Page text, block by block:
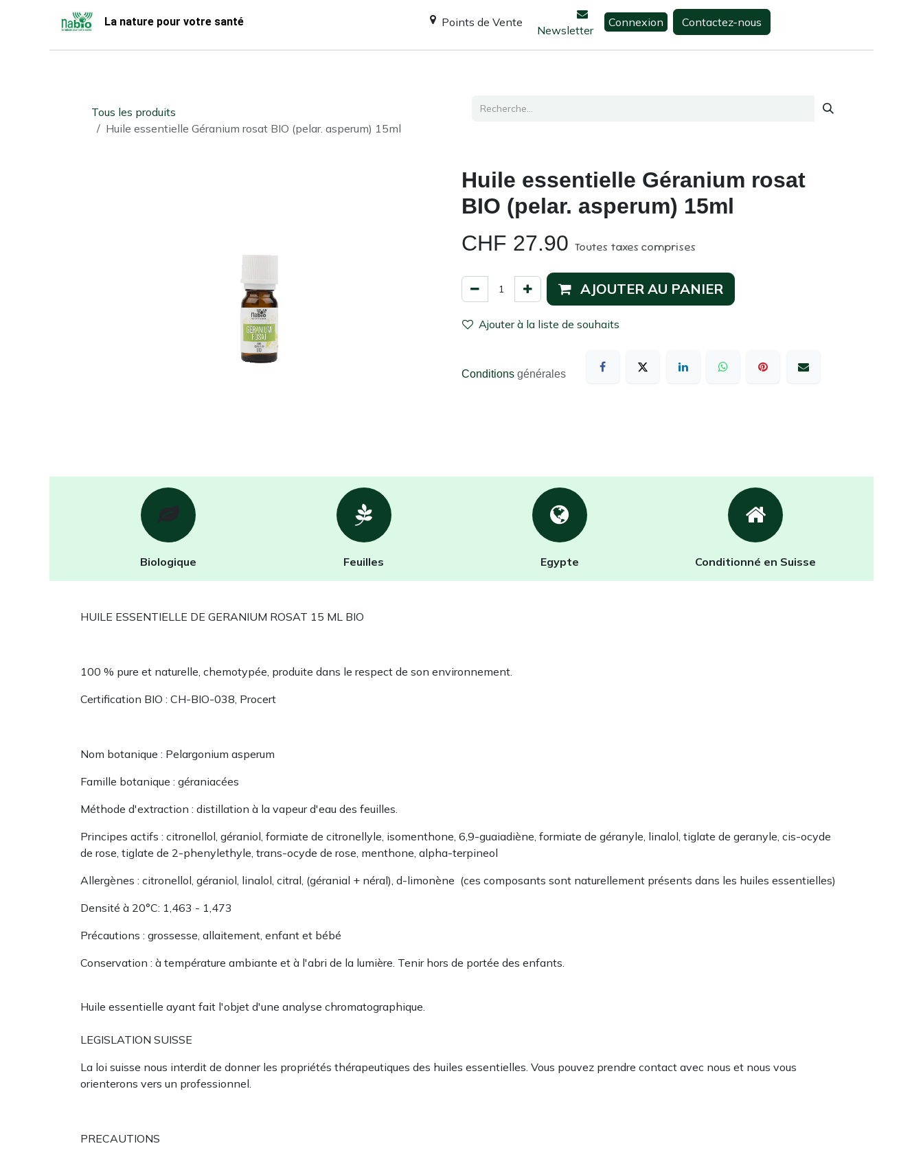
La nature pour votre santé Points de Vente
Newsletter
Connexion Contactez-nous
Tous les produits
Huile essentielle Géranium rosat BIO (pelar. asperum) 15ml
Huile essentielle Géranium rosat
BIO (pelar. asperum) 15ml
CHF 27.90 Toutes taxes comprises
AJOUTER AU PANIER
Ajouter à la liste de souhaits
Conditions générales
Biologique Feuilles Egypte Conditionné en Suisse
HUILE ESSENTIELLE DE GERANIUM ROSAT 15 ML BIO
100 % pure et naturelle, chemotypée, produite dans le respect de son environnement.
Certification BIO : CH-BIO-038, Procert
Nom botanique : Pelargonium asperum
Famille botanique : géraniacées
Méthode d'extraction : distillation à la vapeur d'eau​​​​​​ des feuilles.
Principes actifs : citronellol, géraniol, formiate de citronellyle, isomenthone, 6,9-guaiadiène, formiate de géranyle, linalol, tiglate de geranyle, cis-ocyde
de rose, tiglate de 2-phenylethyle, trans-ocyde de rose, menthone, alpha-terpineol
Allergènes : citronellol, géraniol, linalol, citral, (géranial + néral), d-limonène (ces composants sont naturellement présents dans les huiles essentielles)
Densité à 20°C: 1,463 - 1,473
Précautions : grossesse, allaitement, enfant et bébé
Conservation : à température ambiante et à l'abri de la lumière. Tenir hors de portée des enfants.
Huile essentielle ayant fait l'objet d'une analyse chromatographique.
LEGISLATION SUISSE
La loi suisse nous interdit de donner les propriétés thérapeutiques des huiles essentielles. Vous pouvez prendre contact avec nous et nous vous
orienterons vers un professionnel.
PRECAUTIONS